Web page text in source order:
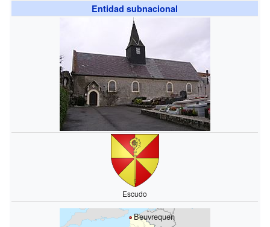
Entidad subnacional
Escudo
Beuvrequen